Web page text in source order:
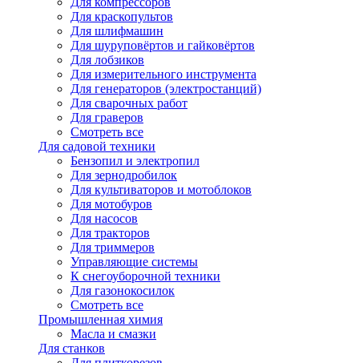
Для краскопультов
Для шлифмашин
Для шуруповёртов и гайковёртов
Для лобзиков
Для измерительного инструмента
Для генераторов (электростанций)
Для сварочных работ
Для граверов
Смотреть все
Для садовой техники
Бензопил и электропил
Для зернодробилок
Для культиваторов и мотоблоков
Для мотобуров
Для насосов
Для тракторов
Для триммеров
Управляющие системы
К снегоуборочной техники
Для газонокосилок
Смотреть все
Промышленная химия
Масла и смазки
Для станков